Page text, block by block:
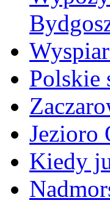
Polskie
Jezioro
Kiedy